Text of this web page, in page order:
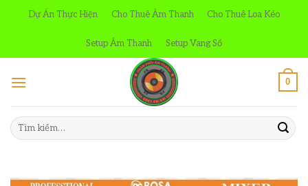
Dự Án Thực Hiện Cho Thuê Âm Thanh Cho Thuê Loa Kéo
Setup Âm Thanh Setup Vang Số
0
Tìm
kiếm: